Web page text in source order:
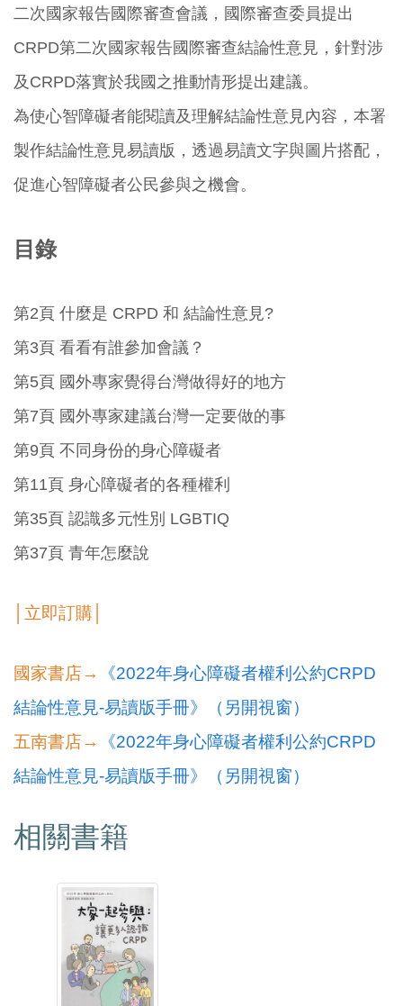
二次國家報告國際審查會議，國際審查委員提出
CRPD第二次國家報告國際審查結論性意見，針對涉
及CRPD落實於我國之推動情形提出建議。
為使心智障礙者能閱讀及理解結論性意見內容，本署
製作結論性意見易讀版，透過易讀文字與圖片搭配，
促進心智障礙者公民參與之機會。
目錄
第2頁 什麼是 CRPD 和 結論性意見?
第3頁 看看有誰參加會議？
第5頁 國外專家覺得台灣做得好的地方
第7頁 國外專家建議台灣一定要做的事
第9頁 不同身份的身心障礙者
第11頁 身心障礙者的各種權利
第35頁 認識多元性別 LGBTIQ
第37頁 青年怎麼說
│立即訂購│
國家書店→
《2022年身心障礙者權利公約CRPD
結論性意見-易讀版手冊》（另開視窗）
五南書店→
《2022年身心障礙者權利公約CRPD
結論性意見-易讀版手冊》（另開視窗）
相關書籍